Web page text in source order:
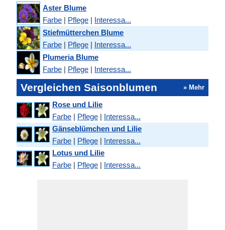
Aster Blume
Farbe | Pflege | Interessa...
Stiefmütterchen Blume
Farbe | Pflege | Interessa...
Plumeria Blume
Farbe | Pflege | Interessa...
Vergleichen Saisonblumen » Mehr
Rose und Lilie
Farbe | Pflege | Interessa...
Gänseblümchen und Lilie
Farbe | Pflege | Interessa...
Lotus und Lilie
Farbe | Pflege | Interessa...